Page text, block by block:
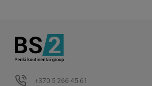
+370 5 266 45 61